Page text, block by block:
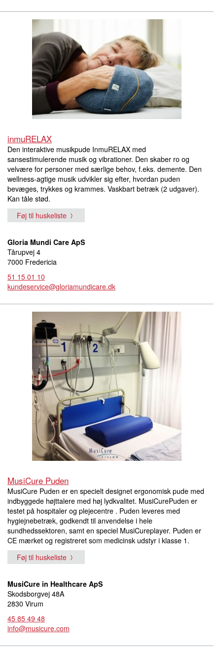
inmuRELAX
Den interaktive musikpude InmuRELAX med
sansestimulerende musik og vibrationer. Den skaber ro og
velvære for personer med særlige behov, f.eks. demente. Den
wellness-agtige musik udvikler sig efter, hvordan puden
bevæges, trykkes og krammes. Vaskbart betræk (2 udgaver).
Kan tåle stød.
Føj til huskeliste
Gloria Mundi Care ApS
Tårupvej 4
7000 Fredericia
51 15 01 10
kundeservice@gloriamundicare.dk
MusiCure Puden
MusiCure Puden er en specielt designet ergonomisk pude med
indbyggede højttalere med høj lydkvalitet. MusiCurePuden er
testet på hospitaler og plejecentre . Puden leveres med
hygiejnebetræk, godkendt til anvendelse i hele
sundhedssektoren, samt en speciel MusiCureplayer. Puden er
CE mærket og registreret som medicinsk udstyr i klasse 1.
Føj til huskeliste
MusiCure in Healthcare ApS
Skodsborgvej 48A
2830 Virum
45 85 49 48
info@musicure.com